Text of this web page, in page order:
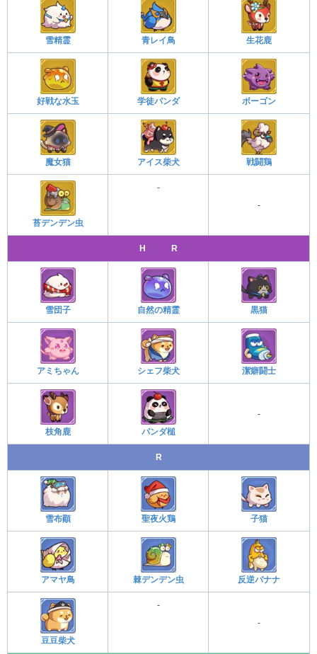
雪精霊 青レイ鳥 生花鹿
好戦な水玉 学徒パンダ ボーゴン
魔女猫 アイス柴犬 戦闘鶏
苔デンデン虫
-
-
H R
雪団子 自然の精霊 黒猫
アミちゃん シェフ柴犬 潔癖闘士
枝角鹿 パンダ槌
-
R
雪布顚 聖夜火鶏 子猫
アマヤ鳥 棘デンデン虫 反逆バナナ
豆豆柴犬
-
-